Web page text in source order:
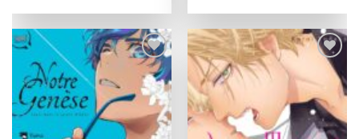
Ajouter
à la
wishlist
Ajouter
wishlist